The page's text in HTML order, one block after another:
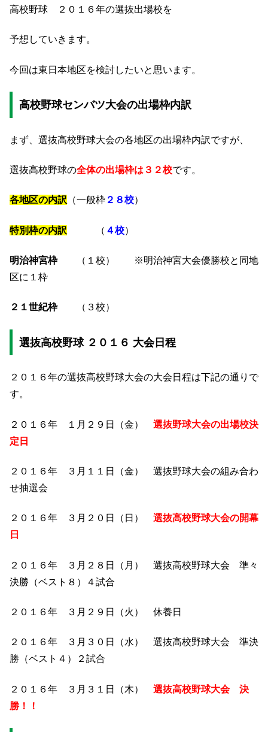
高校野球 ２０１６年の選抜出場校を
予想していきます。
今回は東日本地区を検討したいと思います。
高校野球センバツ大会の出場枠内訳
まず、選抜高校野球大会の各地区の出場枠内訳ですが、
選抜高校野球の全体の出場枠は３２校です。
各地区の内訳 （一般枠 ２８校）
特別枠の内訳 （ ４校）
明治神宮枠（１校） ※明治神宮大会優勝校と同地
区に１枠
２１世紀枠（３校）
選抜高校野球 ２０１６ 大会日程
２０１６年の選抜高校野球大会の大会日程は下記の通りで
す。
２０１６年 １月２９日（金） 選抜野球大会の出場校決
定日
２０１６年 ３月１１日（金） 選抜野球大会の組み合わ
せ抽選会
２０１６年 ３月２０日（日） 選抜高校野球大会の開幕
日
２０１６年 ３月２８日（月） 選抜高校野球大会 準々
決勝（ベスト８）４試合
２０１６年 ３月２９日（火） 休養日
２０１６年 ３月３０日（水） 選抜高校野球大会 準決
勝（ベスト４）２試合
２０１６年 ３月３１日（木） 選抜高校野球大会 決
勝！！